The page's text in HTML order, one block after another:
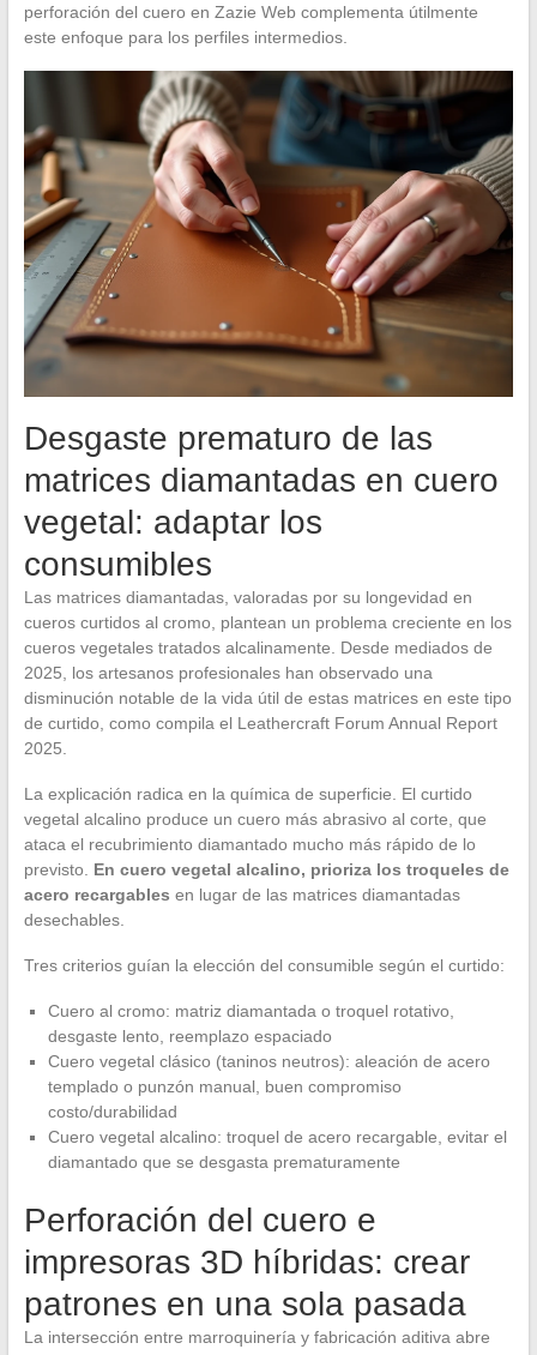
perforación del cuero en Zazie Web complementa útilmente
este enfoque para los perfiles intermedios.
Desgaste prematuro de las
matrices diamantadas en cuero
vegetal: adaptar los
consumibles
Las matrices diamantadas, valoradas por su longevidad en
cueros curtidos al cromo, plantean un problema creciente en los
cueros vegetales tratados alcalinamente. Desde mediados de
2025, los artesanos profesionales han observado una
disminución notable de la vida útil de estas matrices en este tipo
de curtido, como compila el Leathercraft Forum Annual Report
2025.
La explicación radica en la química de superficie. El curtido
vegetal alcalino produce un cuero más abrasivo al corte, que
ataca el recubrimiento diamantado mucho más rápido de lo
previsto. En cuero vegetal alcalino, prioriza los troqueles de
acero recargables en lugar de las matrices diamantadas
desechables.
Tres criterios guían la elección del consumible según el curtido:
Cuero al cromo: matriz diamantada o troquel rotativo,
desgaste lento, reemplazo espaciado
Cuero vegetal clásico (taninos neutros): aleación de acero
templado o punzón manual, buen compromiso
costo/durabilidad
Cuero vegetal alcalino: troquel de acero recargable, evitar el
diamantado que se desgasta prematuramente
Perforación del cuero e
impresoras 3D híbridas: crear
patrones en una sola pasada
La intersección entre marroquinería y fabricación aditiva abre